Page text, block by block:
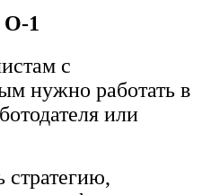
1
с
нужно работать в
или